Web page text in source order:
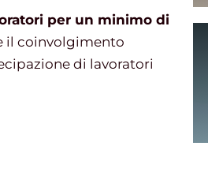
per un minimo di
il coinvolgimento
di lavoratori